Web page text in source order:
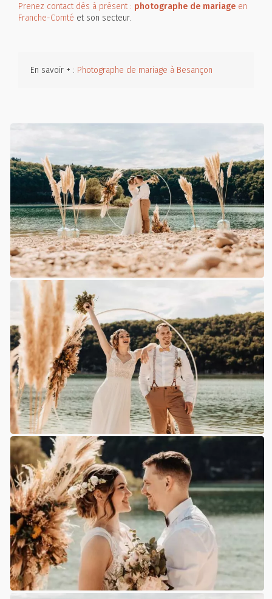
Prenez contact dès à présent : photographe de mariage en
Franche-Comté et son secteur.
En savoir + : Photographe de mariage à Besançon